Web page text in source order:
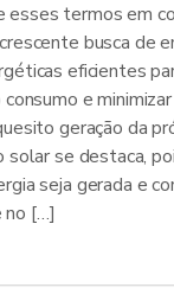
esses termos em
busca de
eficientes
e
geração da
solar se destaca,
seja gerada e
no […]